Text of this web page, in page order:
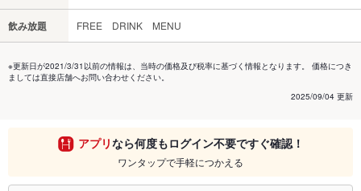
飲み放題 FREE DRINK MENU
※更新日が2021/3/31以前の情報は、当時の価格及び税率に基づく情報となります。 価格につき
ましては直接店舗へお問い合わせください。
2025/09/04 更新
アプリなら何度もログイン不要ですぐ確認！
ワンタップで手軽につかえる